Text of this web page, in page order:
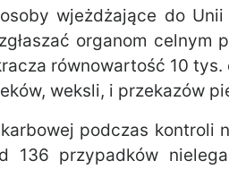
wjeżdżające do Unii
organom celnym
równowartość 10 tys.
weksli, i przekazów
podczas kontroli
136 przypadków